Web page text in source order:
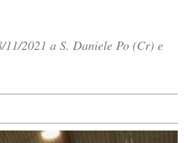
2021 a S. Daniele Po (Cr) e